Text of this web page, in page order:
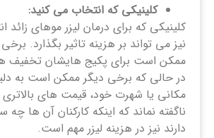
کلینیکی که انتخاب می کنید:
کلینیکی که برای درمان لیزر موهای زائد
نیز می تواند بر هزینه تاثیر بگذارد.
ممکن است برای پکیج هایشان تخفیف‌
در حالی که برخی دیگر ممکن است به
مکانی یا شهرت خود، قیمت‌ های بالاتری
ناگفته نماند که اینکه کارکنان آن ها
دارند نیز در هزینه لیزر مهم است.